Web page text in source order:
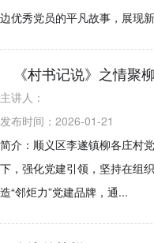
边优秀党员的平凡故事，展现
《村书记说》之情聚
主讲人：
发布时间：2026-01-21
简介：顺义区李遂镇柳各庄村
下，强化党建引领，坚持在组
造“邻炬力”党建品牌，通...